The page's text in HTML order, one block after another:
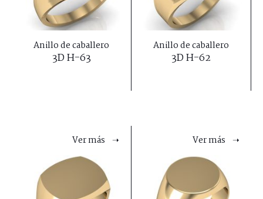
Anillo de caballero
3D H-63
Anillo de caballero
3D H-62
Ver más ➝ Ver más ➝